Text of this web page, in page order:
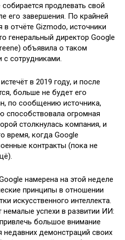
продлевать свой
его завершения. По крайней
отчёте Gizmodo, источники
генеральный директор Google
объявила о таком
с сотрудниками.
в 2019 году, и после
больше не будет его
по сообщению источника,
способствовала огромная
столкнулась компания, и
время, когда Google
контракты (пока не
намерена на этой неделе
принципы в отношении
искусственного интеллекта.
успехи в развитии ИИ:
большое внимание
демонстраций своих